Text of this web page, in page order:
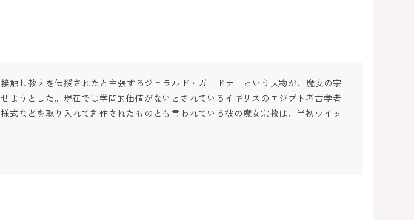
触し教えを伝授されたと主張するジェラルド・ガードナーという人物が、魔女の宗
ようとした。現在では学問的価値がないとされているイギリスのエジプト考古学者
式などを取り入れて創作されたものとも言われている彼の魔女宗教は、当初ウイッ